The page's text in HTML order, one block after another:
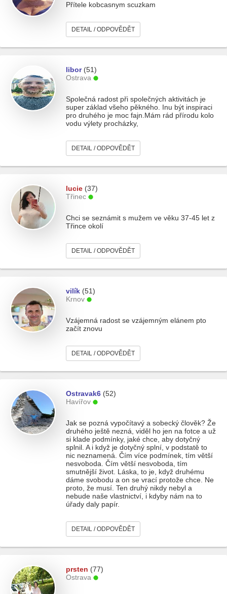
Přítele kobcasnym scuzkam
DETAIL / ODPOVĚDĚT
libor(51)
Ostrava
Společná radost při společných aktivitách je
super základ všeho pěkného. Inu být inspiraci
pro druhého je moc fajn.Mám rád přírodu kolo
vodu výlety procházky,
DETAIL / ODPOVĚDĚT
lucie (37)
Třinec
Chci se seznámit s mužem ve věku 37-45 let z
Třince okolí
DETAIL / ODPOVĚDĚT
vilík (51)
Krnov
Vzájemná radost se vzájemným elánem pto
začít znovu
DETAIL / ODPOVĚDĚT
Ostravak6 (52)
Havířov
Jak se pozná vypočítavý a sobecký člověk? Že
druhého ještě nezná, viděl ho jen na fotce a už
si klade podmínky, jaké chce, aby dotyčný
splnil. A i když je dotyčný splní, v podstatě to
nic neznamená. Čím více podmínek, tím větší
nesvoboda. Čím větší nesvoboda, tím
smutnější život. Láska, to je, když druhému
dáme svobodu a on se vrací protože chce. Ne
proto, že musí. Ten druhý nikdy nebyl a
nebude naše vlastnictví, i kdyby nám na to
úřady daly papír.
DETAIL / ODPOVĚDĚT
prsten (77)
Ostrava